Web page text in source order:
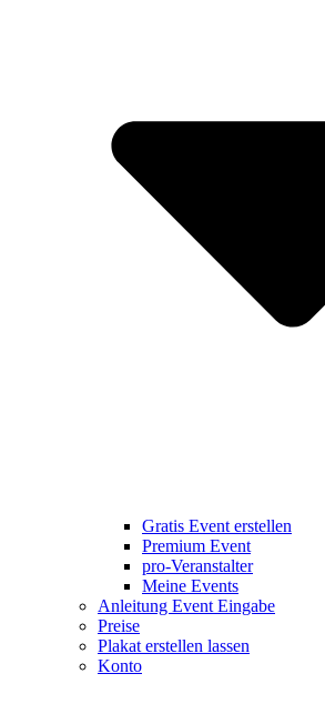
Gratis Event erstellen
Premium Event
pro-Veranstalter
Meine Events
Anleitung Event Eingabe
Preise
Plakat erstellen lassen
Konto